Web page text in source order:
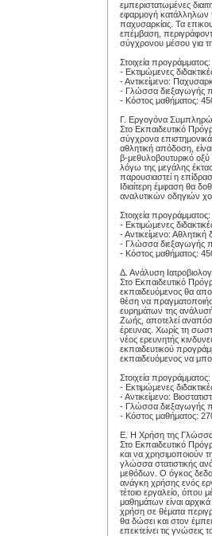
εμπεριστατωμένες
εφαρμογή κατάλληλων
παχυσαρκίας. Τα
επέμβαση,
σύγχρονου μέσου για
Στοιχεία προγράμματος:
- Εκτιμώμενες
- Αντικείμενο:
- Γλώσσα διεξαγωγής
- Κόστος μαθήματος:
Γ. Εργογόνα
Στο Εκπαιδευτικό
σύγχρονα
αθλητική απόδοση,
β-μεθυλοβουτυρικό
λόγω της μεγάλης
παρουσιαστεί η
Ιδιαίτερη έμφαση θα
αναλυτικών οδηγιών
Στοιχεία προγράμματος:
- Εκτιμώμενες
- Αντικείμενο: Αθλητική
- Γλώσσα διεξαγωγής
- Κόστος μαθήματος:
Δ. Ανάλυση
Στο Εκπαιδευτικό
εκπαιδευόμενος θα
θέση να
ευρημάτων της
Ζωής, αποτελεί
έρευνας. Χωρίς τη
νέος ερευνητής
εκπαιδευτικού
εκπαιδευόμενος να
Στοιχεία προγράμματος:
- Εκτιμώμενες
- Αντικείμενο:
- Γλώσσα διεξαγωγής
- Κόστος μαθήματος:
Ε. Η Χρήση της
Στο Εκπαιδευτικό
και να χρησιμοποιούν
γλώσσα στατιστικής
μεθόδων. Ο όγκος
ανάγκη χρήσης ενός
τέτοιο εργαλείο, όπου
μαθημάτων είναι
χρήση σε θέματα
θα δώσει και στον
επεκτείνει τις γνώσεις